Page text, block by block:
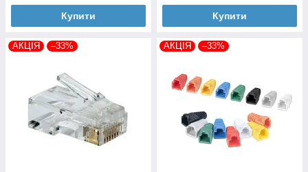
Купити Купити
АКЦІЯ –33% АКЦІЯ –33%